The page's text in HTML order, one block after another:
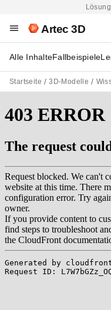
Artec 3D
Alle InhalteFallbeispiele
Startseite 3D-Modelle